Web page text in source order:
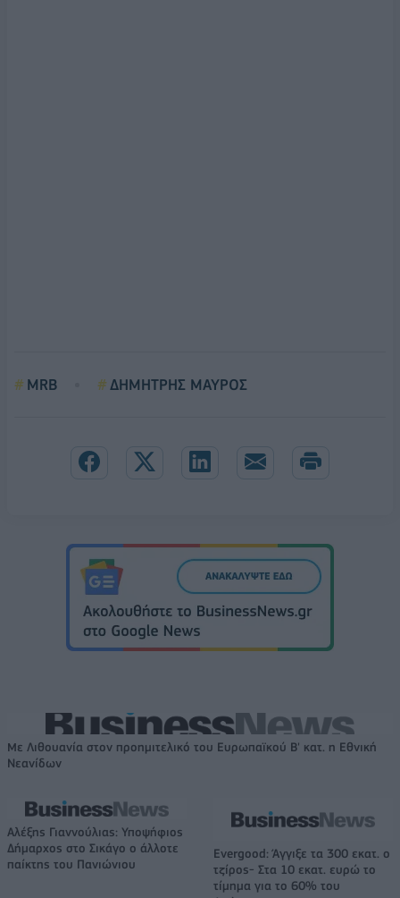
MRB ΔΗΜΗΤΡΗΣ ΜΑΥΡΟΣ
Με Λιθουανία στον προημιτελικό του Ευρωπαϊκού Β' κατ. η Εθνική
Νεανίδων
Αλέξης Γιαννούλιας: Υποψήφιος
Δήμαρχος στο Σικάγο ο άλλοτε
παίκτης του Πανιώνιου
Evergood: Άγγιξε τα 300 εκατ. ο
τζίρος- Στα 10 εκατ. ευρώ το
τίμημα για το 60% του